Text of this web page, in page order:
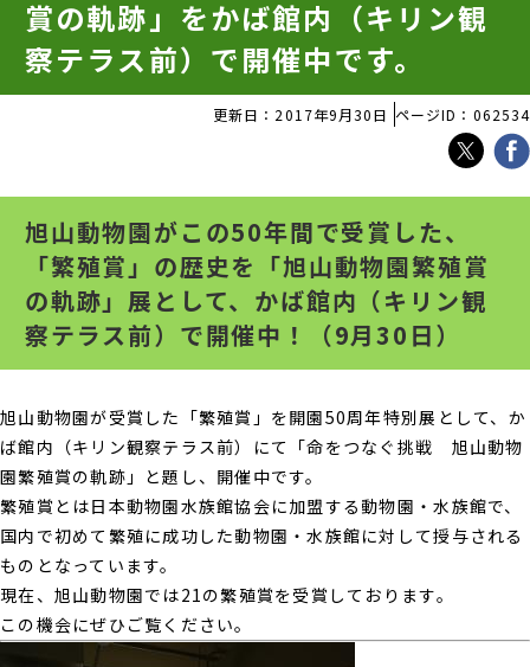
賞の軌跡」をかば館内（キリン観
察テラス前）で開催中です。
更新日：2017年9月30日 ページID：062534
旭山動物園がこの50年間で受賞した、
「繁殖賞」の歴史を「旭山動物園繁殖賞
の軌跡」展として、かば館内（キリン観
察テラス前）で開催中！（9月30日）
旭山動物園が受賞した「繁殖賞」を開園50周年特別展として、か
ば館内（キリン観察テラス前）にて「命をつなぐ挑戦 旭山動物
園繁殖賞の軌跡」と題し、開催中です。
繁殖賞とは日本動物園水族館協会に加盟する動物園・水族館で、
国内で初めて繁殖に成功した動物園・水族館に対して授与される
ものとなっています。
現在、旭山動物園では21の繁殖賞を受賞しております。
この機会にぜひご覧ください。